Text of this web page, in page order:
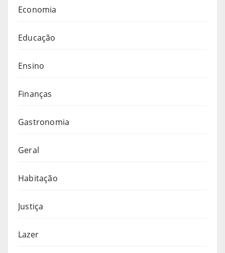
Economia
Educação
Ensino
Finanças
Gastronomia
Geral
Habitação
Justiça
Lazer